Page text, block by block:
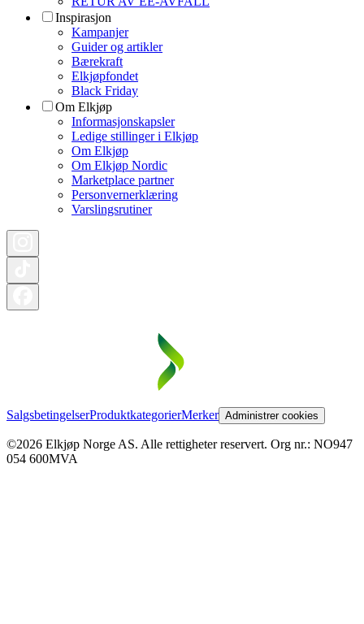
Inspirasjon
Kampanjer
Guider og artikler
Bærekraft
Elkjøpfondet
Black Friday
Om Elkjøp
Informasjonskapsler
Ledige stillinger i Elkjøp
Om Elkjøp
Om Elkjøp Nordic
Marketplace partner
Personvernerklæring
Varslingsrutiner
SalgsbetingelserProduktkategorierMerker Administrer cookies
©2026 Elkjøp Norge AS. Alle rettigheter reservert. Org nr.: NO947
054 600MVA